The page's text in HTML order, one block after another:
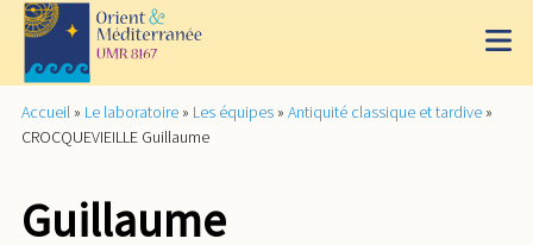
Accueil » Le laboratoire » Les équipes » Antiquité classique et tardive »
CROCQUEVIEILLE Guillaume
Guillaume